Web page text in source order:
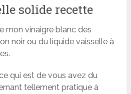
solide recette
mon vinaigre blanc des
noir ou du liquide vaisselle à
qui est de vous avez du
tellement pratique à